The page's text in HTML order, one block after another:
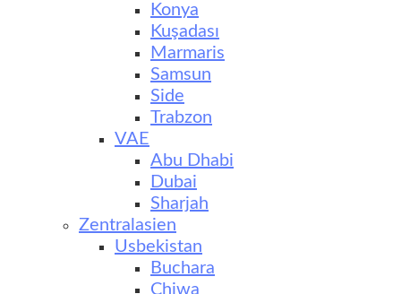
Konya
Kuşadası
Marmaris
Samsun
Side
Trabzon
VAE
Abu Dhabi
Dubai
Sharjah
Zentralasien
Usbekistan
Buchara
Chiwa